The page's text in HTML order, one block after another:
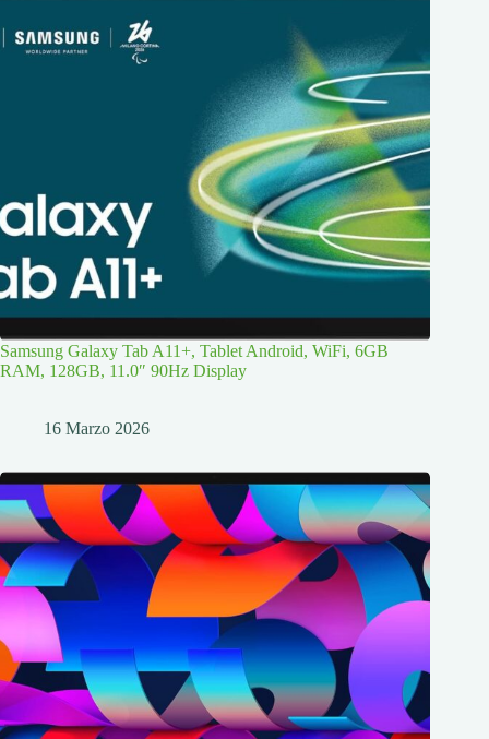
Samsung Galaxy Tab A11+, Tablet Android, WiFi, 6GB
RAM, 128GB, 11.0″ 90Hz Display
16 Marzo 2026